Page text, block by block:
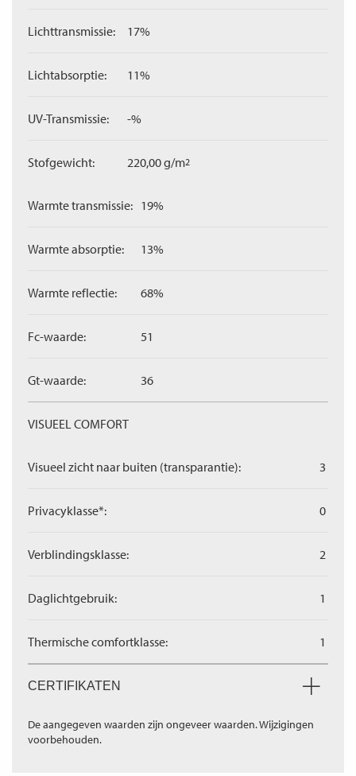
Lichttransmissie: 17%
Lichtabsorptie: 11%
UV-Transmissie: -%
Stofgewicht: 220,00 g/m2
Warmte transmissie: 19%
Warmte absorptie: 13%
Warmte reflectie: 68%
Fc-waarde: 51
Gt-waarde: 36
VISUEEL COMFORT
Visueel zicht naar buiten (transparantie): 3
Privacyklasse*: 0
Verblindingsklasse: 2
Daglichtgebruik: 1
Thermische comfortklasse: 1
CERTIFIKATEN
De aangegeven waarden zijn ongeveer waarden. Wijzigingen
voorbehouden.